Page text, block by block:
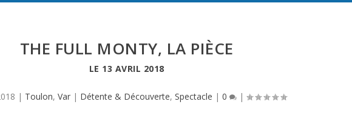
THE FULL MONTY, LA PIÈCE
LE 13 AVRIL 2018
| Toulon,Var | Détente & Découverte,Spectacle |0 |